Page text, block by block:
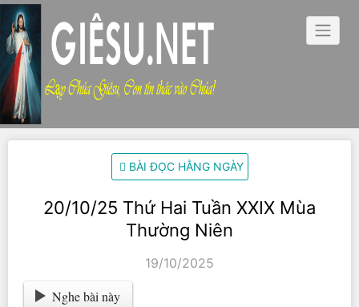
Skip
to
content
BÀI ĐỌC HẰNG NGÀY
20/10/25 Thứ Hai Tuần XXIX Mùa
Thường Niên
19/10/2025
Nghe bài này